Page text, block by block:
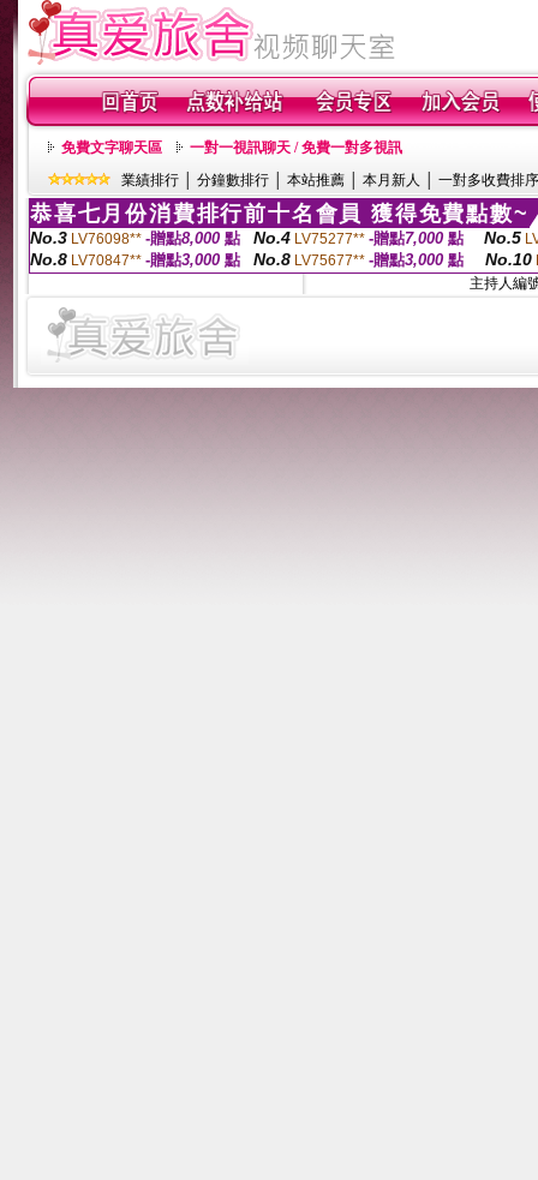
免費文字聊天區
一對一視訊聊天 / 免費一對多視訊
業績排行
分鐘數排行 本站推薦 本月新人 一對多收費排序
恭喜七月份消費排行前十名會員 獲得免費點數~
No.3 LV76098** -贈點8,000 點 No.4 LV75277** -贈點7,000 點 No.5
No.8 LV70847** -贈點3,000 點 No.8 LV75677** -贈點3,000 點 No.10
主持人編